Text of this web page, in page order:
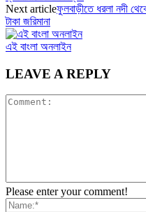
Next articleফুলবাড়ীতে ধরলা নদী
টাকা জরিমানা
এই বাংলা অনলাইন
LEAVE A REPLY
Please enter your comment!